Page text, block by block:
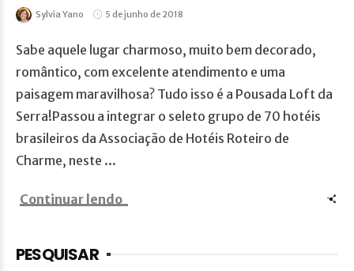
Sylvia Yano 5 de junho de 2018
Sabe aquele lugar charmoso, muito bem decorado,
romântico, com excelente atendimento e uma
paisagem maravilhosa? Tudo isso é a Pousada Loft da
Serra!Passou a integrar o seleto grupo de 70 hotéis
brasileiros da Associação de Hotéis Roteiro de
Charme, neste ...
Continuar lendo
PESQUISAR